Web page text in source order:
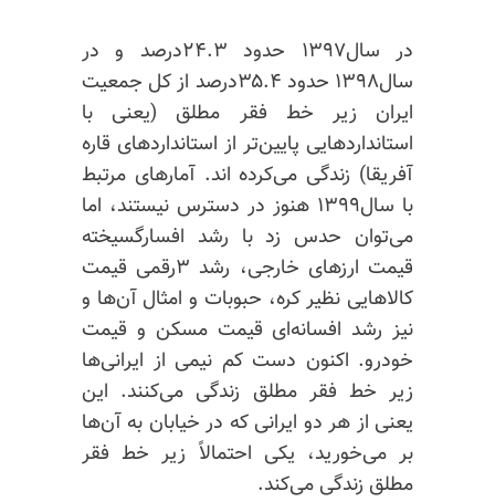
در سال۱۳۹۷ حدود ۲۴.۳درصد و در
سال۱۳۹۸ حدود ۳۵.۴درصد از کل جمعیت
ایران زیر خط فقر مطلق (یعنی با
استاندارد‌هایی پایین‌تر از استاندارد‌های قاره
آفریقا) زندگی می‌کرده اند. آمار‌های مرتبط
با سال۱۳۹۹ هنوز در دسترس نیستند، اما
می‌توان حدس زد با رشد افسارگسیخته
قیمت ارز‌های خارجی، رشد ۳رقمی قیمت
کالا‌هایی نظیر کره، حبوبات و امثال آن‌ها و
نیز رشد افسانه‌ای قیمت مسکن و قیمت
خودرو. اکنون دست کم نیمی از ایرانی‌ها
زیر خط فقر مطلق زندگی می‌کنند. این
یعنی از هر دو ایرانی که در خیابان به آن‌ها
بر می‌خورید، یکی احتمالاً زیر خط فقر
مطلق زندگی می‌کند.